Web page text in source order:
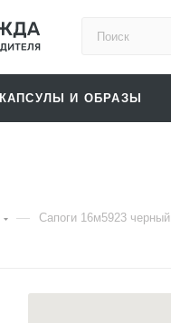
КАПСУЛЫ И ОБРАЗЫ
— Сапоги 16м5923 черный